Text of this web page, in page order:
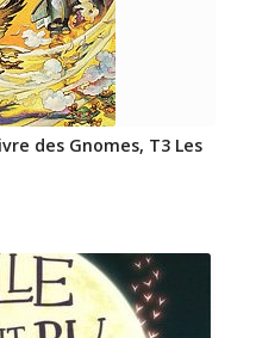
des Gnomes, T3 Les